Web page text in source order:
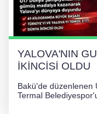
YALOVA'NIN
İKİNCİSİ OLDU
Bakü'de düzenlenen
Termal